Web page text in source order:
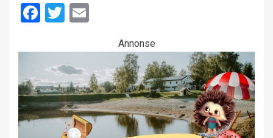
Facebook
Twitter
Annonse